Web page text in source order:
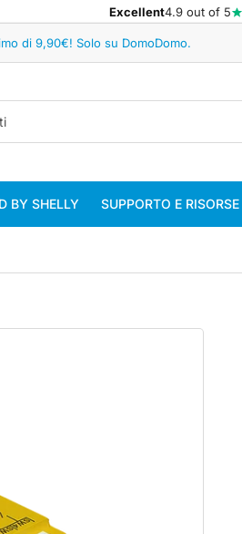
Excellent4.9 out of 5
di 9,90€! Solo su DomoDomo.
BY SHELLY SUPPORTO E RISORSE